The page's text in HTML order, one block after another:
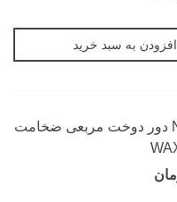
افزودن به سبد خرید
مت یوگا NBR دور دوخت مربعی ضخامت